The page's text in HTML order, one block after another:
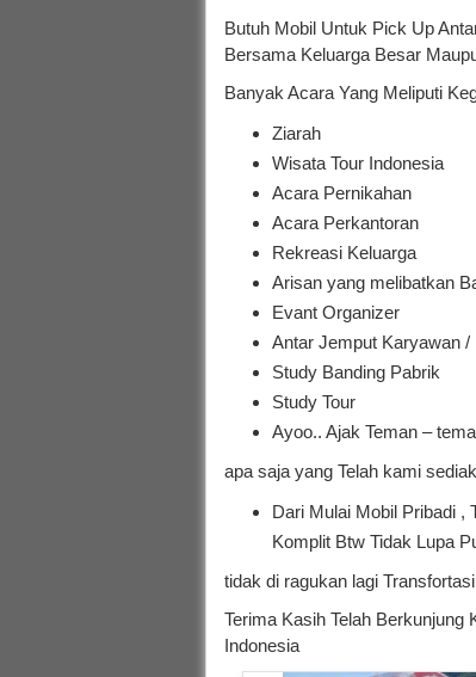
Butuh Mobil Untuk Pick Up
Bersama Keluarga Besar
Banyak Acara Yang Meliputi
Ziarah
Wisata Tour Indonesia
Acara Pernikahan
Acara Perkantoran
Rekreasi Keluarga
Arisan yang melibatkan
Evant Organizer
Antar Jemput Karyawan /
Study Banding Pabrik
Study Tour
Ayoo.. Ajak Teman –
apa saja yang Telah kami
Dari Mulai Mobil Pribadi ,
Komplit Btw Tidak Lupa
tidak di ragukan lagi
Terima Kasih Telah
Indonesia